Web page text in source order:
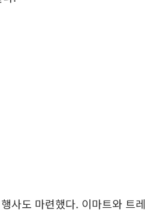
사도 마련했다. 이마트와 트레